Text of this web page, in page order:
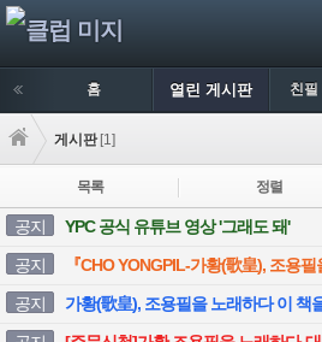
홈 열린 게시판 친필
게시판 [1]
목록 정렬
공지
YPC 공식 유튜브 영상 '그래도 돼'
공지
『CHO YONGPIL-가황(歌皇), 조용
공지 가황(歌皇), 조용필을 노래하다 이 책